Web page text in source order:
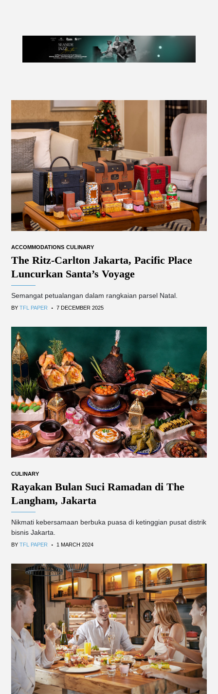
ACCOMMODATIONS CULINARY
The Ritz-Carlton Jakarta, Pacific Place
Luncurkan Santa’s Voyage
Semangat petualangan dalam rangkaian parsel Natal.
BY TFL PAPER . 7 DECEMBER 2025
CULINARY
Rayakan Bulan Suci Ramadan di The
Langham, Jakarta
Nikmati kebersamaan berbuka puasa di ketinggian pusat distrik
bisnis Jakarta.
BY TFL PAPER . 1 MARCH 2024